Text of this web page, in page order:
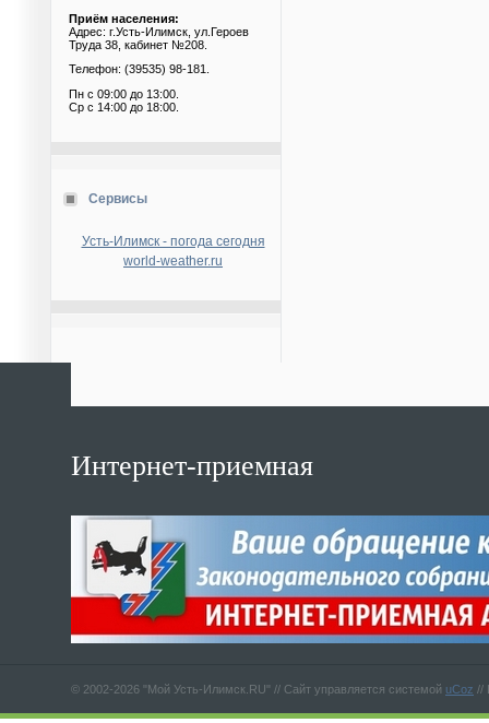
Приём населения:
Адрес: г.Усть-Илимск, ул.Героев
Труда 38, кабинет №208.
Телефон: (39535) 98-181.
Пн с 09:00 до 13:00.
Ср с 14:00 до 18:00.
Сервисы
Усть-Илимск - погода сегодня
world-weather.ru
Интернет-приемная
© 2002-2026 "Мой Усть-Илимск.RU" // Сайт управляется системой uCoz //